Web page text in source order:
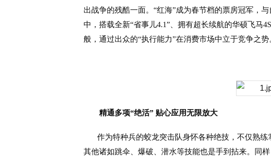
出战争的残酷一面。“红海”成为春节档的票房冠军，
中，搭载全新“省事儿4.1”、拥有超长续航的华硕飞马4S
般，通过出众的“执行能力”在消费市场中立于竞争之势
精通多项“绝活” 贴心应用无限放大
作为特种兵的蛟龙突击队身怀各种绝技，不仅熟练
其他诸如跳伞、爆破、潜水等技能也是手到拈来。同